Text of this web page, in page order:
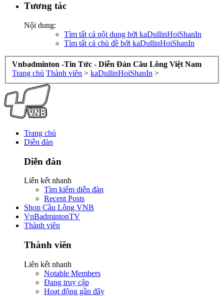
Tương tác
Nội dung:
Tìm tất cả nội dung bởi kaDullinHoiShanIn
Tìm tất cả chủ đề bởi kaDullinHoiShanIn
Vnbadminton -Tin Tức - Diễn Đàn Cầu Lông Việt Nam
Trang chủ Thành viên > kaDullinHoiShanIn >
Trang chủ
Diễn đàn
Diễn đàn
Liên kết nhanh
Tìm kiếm diễn đàn
Recent Posts
Shop Cầu Lông VNB
VnBadmintonTV
Thành viên
Thành viên
Liên kết nhanh
Notable Members
Đang truy cập
Hoạt động gần đây